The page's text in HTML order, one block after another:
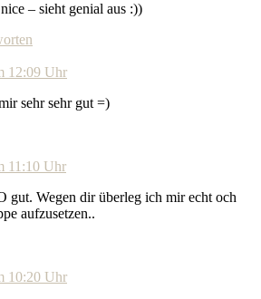
– sieht genial aus :))
12:09 Uhr
sehr sehr gut =)
11:10 Uhr
gut. Wegen dir überleg ich mir echt och
aufzusetzen..
10:20 Uhr